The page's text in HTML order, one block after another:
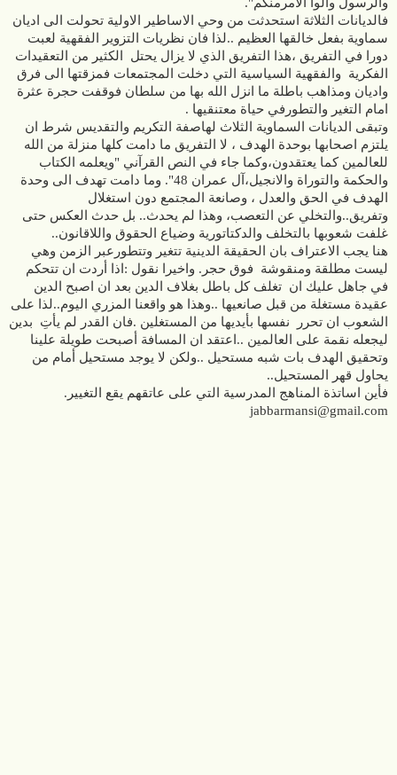
فالديانات الثلاثة استحدثت من وحي الاساطير الاولية تحولت الى اديان
سماوية بفعل خالقها العظيم ..لذا فان نظريات التزوير الفقهية لعبت
دورا في التفريق ،هذا التفريق الذي لا يزال يحتل الكثير من التعقيدات
الفكرية والفقهية السياسية التي دخلت المجتمعات فمزقتها الى فرق
واديان ومذاهب باطلة ما انزل الله بها من سلطان فوقفت حجرة عثرة
امام التغير والتطورفي حياة معتنقيها .
وتبقى الديانات السماوية الثلاث لهاصفة التكريم والتقديس شرط ان
يلتزم اصحابها بوحدة الهدف ، لا التفريق ما دامت كلها منزلة من الله
للعالمين كما يعتقدون،وكما جاء في النص القرآني "ويعلمه الكتاب
والحكمة والتوراة والانجيل،آل عمران 48". وما دامت تهدف الى وحدة
الهدف في الحق والعدل ، وصانعة المجتمع دون استغلال
وتفريق..والتخلي عن التعصب، وهذا لم يحدث.. بل حدث العكس حتى
غلفت شعوبها بالتخلف والدكتاتورية وضياع الحقوق واللاقانون..
هنا يجب الاعتراف بان الحقيقة الدينية تتغير وتتطورعبر الزمن وهي
ليست مطلقة ومنقوشة فوق حجر. واخيرا نقول :اذا أردت ان تتحكم
في جاهل عليك ان تغلف كل باطل بغلاف الدين بعد ان اصبح الدين
عقيدة مستغلة من قبل صانعيها ..وهذا هو واقعنا المزري اليوم..لذا على
الشعوب ان تحرر نفسها بأيديها من المستغلين .فان القدر لم يأتِ بدين
ليجعله نقمة على العالمين ..اعتقد ان المسافة أصبحت طويلة علينا
وتحقيق الهدف بات شبه مستحيل ..ولكن لا يوجد مستحيل أمام من
يحاول قهر المستحيل..
فأين اساتذة المناهج المدرسية التي على عاتقهم يقع التغيير.
jabbarmansi@gmail.com